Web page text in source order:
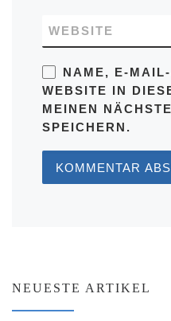
WEBSITE
NAME, E-
WEBSITE IN
MEINEN
SPEICHERN.
NEUESTE ARTIKEL